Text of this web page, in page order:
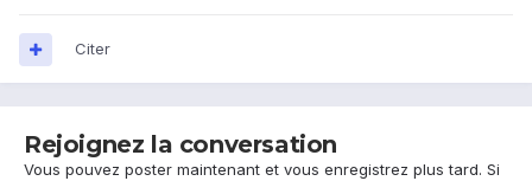
Citer
Rejoignez la conversation
Vous pouvez poster maintenant et vous enregistrez plus tard. Si